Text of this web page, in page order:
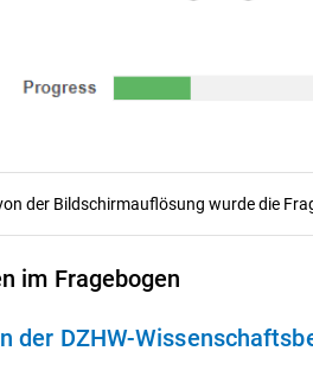
der Bildschirmauflösung wurde die
im Fragebogen
der DZHW-